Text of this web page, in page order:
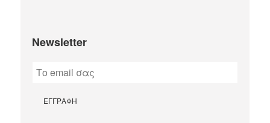
Newsletter